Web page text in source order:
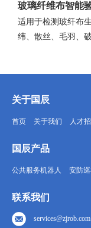
玻璃纤维布智能
适用于检测玻纤布
纬、散丝、毛羽、
关于国辰
首页 关于我们 人才
国辰产品
公共服务机器人 安防
联系我们
services@zjrob.com